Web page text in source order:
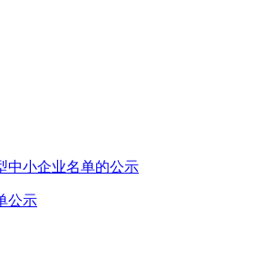
中小企业名单的公示
公示